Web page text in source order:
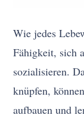
Wie jedes
Fähigkeit, sich
sozialisieren.
knüpfen,
aufbauen und